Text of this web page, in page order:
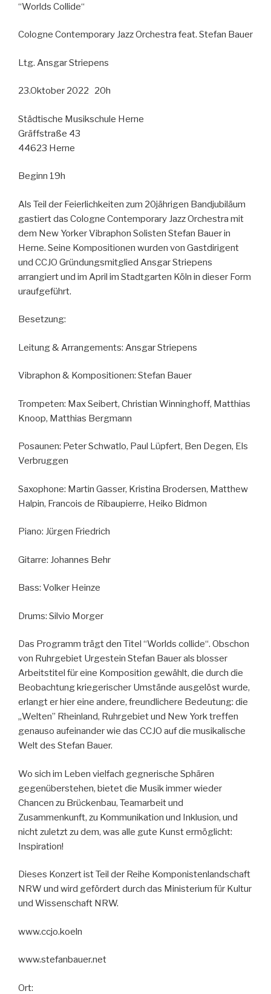
“Worlds Collide“
Cologne Contemporary Jazz Orchestra feat. Stefan Bauer
Ltg. Ansgar Striepens
23.Oktober 2022 20h
Städtische Musikschule Herne
Gräffstraße 43
44623 Herne
Beginn 19h
Als Teil der Feierlichkeiten zum 20jährigen Bandjubiläum
gastiert das Cologne Contemporary Jazz Orchestra mit
dem New Yorker Vibraphon Solisten Stefan Bauer in
Herne. Seine Kompositionen wurden von Gastdirigent
und CCJO Gründungsmitglied Ansgar Striepens
arrangiert und im April im Stadtgarten Köln in dieser Form
uraufgeführt.
Besetzung:
Leitung & Arrangements: Ansgar Striepens
Vibraphon & Kompositionen: Stefan Bauer
Trompeten: Max Seibert, Christian Winninghoff, Matthias
Knoop, Matthias Bergmann
Posaunen: Peter Schwatlo, Paul Lüpfert, Ben Degen, Els
Verbruggen
Saxophone: Martin Gasser, Kristina Brodersen, Matthew
Halpin, Francois de Ribaupierre, Heiko Bidmon
Piano: Jürgen Friedrich
Gitarre: Johannes Behr
Bass: Volker Heinze
Drums: Silvio Morger
Das Programm trägt den Titel “Worlds collide“. Obschon
von Ruhrgebiet Urgestein Stefan Bauer als blosser
Arbeitstitel für eine Komposition gewählt, die durch die
Beobachtung kriegerischer Umstände ausgelöst wurde,
erlangt er hier eine andere, freundlichere Bedeutung: die
„Welten” Rheinland, Ruhrgebiet und New York treffen
genauso aufeinander wie das CCJO auf die musikalische
Welt des Stefan Bauer.
Wo sich im Leben vielfach gegnerische Sphären
gegenüberstehen, bietet die Musik immer wieder
Chancen zu Brückenbau, Teamarbeit und
Zusammenkunft, zu Kommunikation und Inklusion, und
nicht zuletzt zu dem, was alle gute Kunst ermöglicht:
Inspiration!
Dieses Konzert ist Teil der Reihe Komponistenlandschaft
NRW und wird gefördert durch das Ministerium für Kultur
und Wissenschaft NRW.
www.ccjo.koeln
www.stefanbauer.net
Ort: